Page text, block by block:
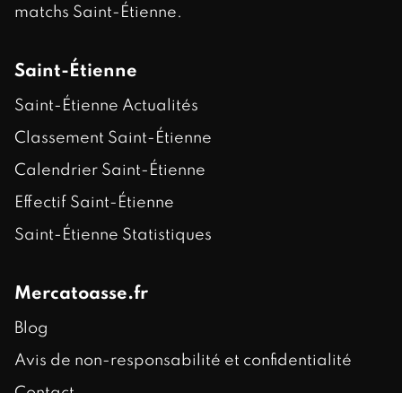
matchs Saint-Étienne.
Saint-Étienne
Saint-Étienne Actualités
Classement Saint-Étienne
Calendrier Saint-Étienne
Effectif Saint-Étienne
Saint-Étienne Statistiques
Mercatoasse.fr
Blog
Avis de non-responsabilité et confidentialité